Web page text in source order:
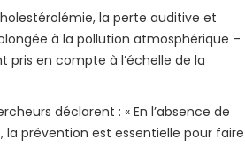
la perte auditive et
à la pollution atmosphérique –
pris en compte à l’échelle de la
déclarent : « En l’absence de
prévention est essentielle pour faire